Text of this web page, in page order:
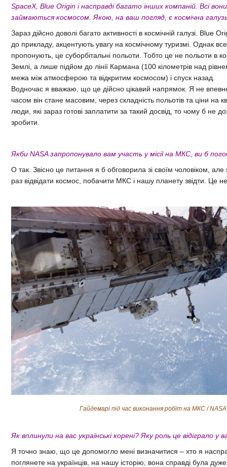
SpaceX, Blue Origin і насправді багато інших компаній. Всі
займаються космосом. Якою, на ваш погляд, є космічна галузь
Зараз дійсно доволі багато активності в космічній галузі. Blue
до прикладу, акцентують увагу на космічному туризмі. Однак
пропонують, це суборбітальні польоти. Тобто це не польоти в
Землі, а лише підйом до лінії Кармана (100 кілометрів над
межа між атмосферою та відкритим космосом) і спуск назад.
Водночас я вважаю, що це дійсно цікавий напрямок. Я не
часом він стане масовим, через складність польотів та ціни на
люди, які зараз готові заплатити за такий досвід, то чому б не
зробити.
Якби NASA запропонувало вам участь у місії на МКС, ви б
О так. Звісно це питання я б обговорила зі своїм чоловіком,
раз відвідати космос, побачити МКС і нашу планету звідти. Це
Гайдемарі під час виконання робіт на МКС / NASA
Як вплинули на вас українські корені? Яку роль це відіграло
Я точно знаю, що це допомогло мені визначитися – хто я
поглянете на українців, на нашу історію, вона справді була